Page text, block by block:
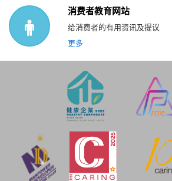
消费者教育网站
给消费者的有用资讯及提议
更多